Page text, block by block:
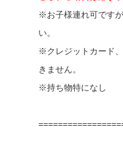
※お子様連れ可です
い。
※クレジットカード
きません。
※持ち物特になし